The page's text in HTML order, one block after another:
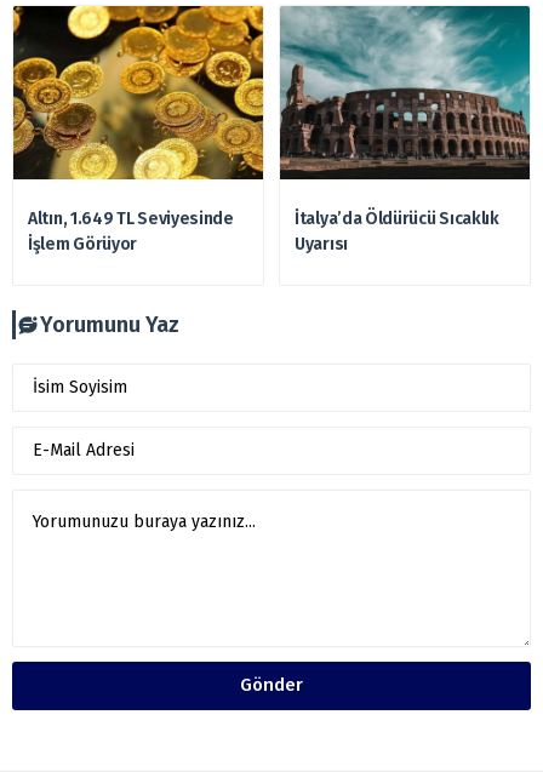
Altın, 1.649 TL Seviyesinde
İşlem Görüyor
İtalya’da Öldürücü Sıcaklık
Uyarısı
Yorumunu Yaz
Gönder